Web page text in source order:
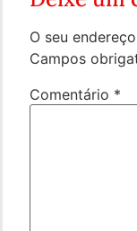
O seu
Campos
Comentário *